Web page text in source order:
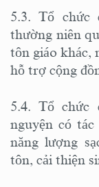
5.3. Tổ chức
thường niên
tôn giáo khác,
hỗ trợ cộng
5.4. Tổ chức
nguyện có
năng lượng
tôn, cải thiện